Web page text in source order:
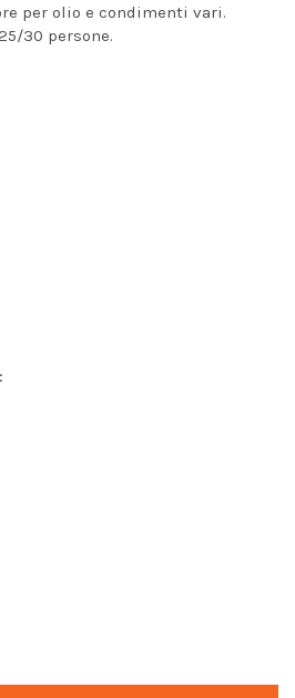
per olio e condimenti vari.
30 persone.